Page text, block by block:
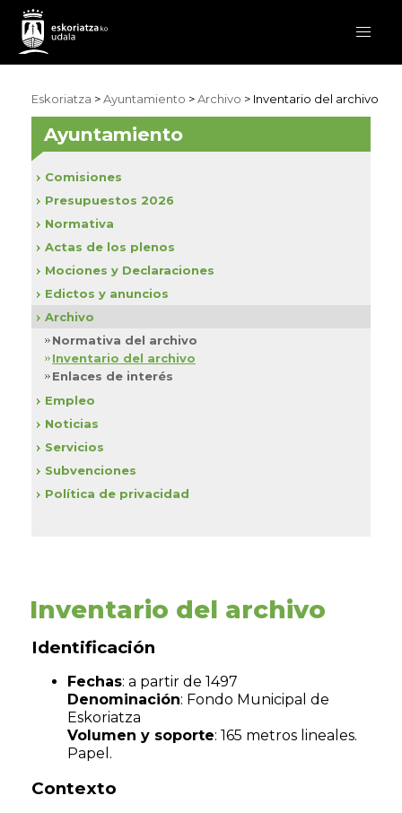
Eskoriatza >Ayuntamiento >Archivo > Inventario del archivo
Inventario del archivo
Identificación
Fechas: a partir de 1497
Denominación: Fondo Municipal de
Eskoriatza
Volumen y soporte: 165 metros lineales.
Papel.
Contexto
Ayuntamiento
Comisiones
Presupuestos 2026
Normativa
Actas de los plenos
Mociones y Declaraciones
Edictos y anuncios
Archivo
Normativa del archivo
Inventario del archivo
Enlaces de interés
Empleo
Noticias
Servicios
Subvenciones
Política de privacidad